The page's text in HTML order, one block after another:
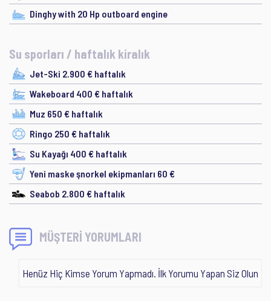
Dinghy with 20 Hp outboard engine
Su sporları / haftalık kiralık
Jet-Ski 2.900 € haftalık
Wakeboard 400 € haftalık
Muz 650 € haftalık
Ringo 250 € haftalık
Su Kayağı 400 € haftalık
Yeni maske şnorkel ekipmanları 60 €
Seabob 2.800 € haftalık
MÜŞTERİ YORUMLARI
Henüz Hiç Kimse Yorum Yapmadı. İlk Yorumu Yapan Siz Olun